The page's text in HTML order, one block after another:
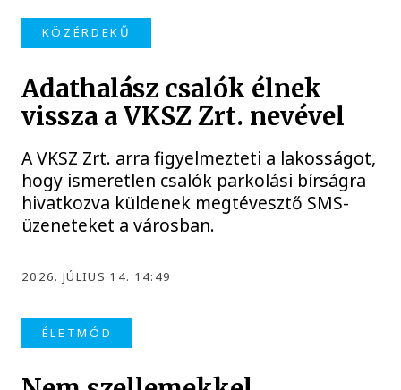
KÖZÉRDEKŰ
Adathalász csalók élnek
vissza a VKSZ Zrt. nevével
A VKSZ Zrt. arra figyelmezteti a lakosságot,
hogy ismeretlen csalók parkolási bírságra
hivatkozva küldenek megtévesztő SMS-
üzeneteket a városban.
2026. JÚLIUS 14. 14:49
ÉLETMÓD